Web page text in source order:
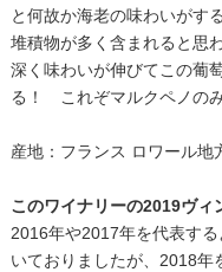
と何故か海老の味わいがす
堆積物が多く含まれると思わ
深く味わいが伸びてこの葡
る！ これぞマルクペノの
産地：フランス ロワール
このワイナリーの2019ヴィ
2016年や2017年を代表す
いておりましたが、2018年